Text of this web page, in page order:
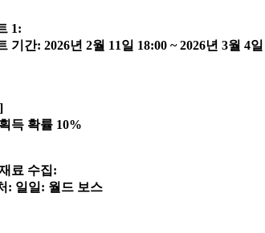
1:
기간: 2026년 2월 11일 18:00 ~ 2026년 3월 4
득 확률 10%
료 수집:
: 일일: 월드 보스